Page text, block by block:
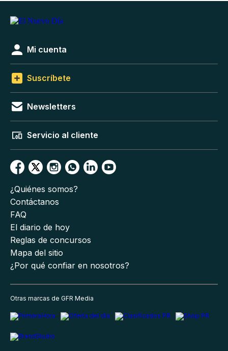
Mi cuenta
Suscríbete
Newsletters
Servicio al cliente
¿Quiénes somos?
Contáctanos
FAQ
El diario de hoy
Reglas de concursos
Mapa del sitio
¿Por qué confiar en nosotros?
Otras marcas de GFR Media